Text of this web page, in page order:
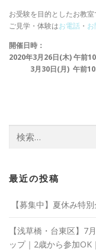
お受験を⽬的としたお教室
ご⾒学・体験はお電話 ・
開催日時：
2020年3月26日(木) 午前
3月30日(月) 午前
索:
最近の投稿
【募集中】夏休み特
【浅草橋・台東区】7
ップ｜2歳から参加OK